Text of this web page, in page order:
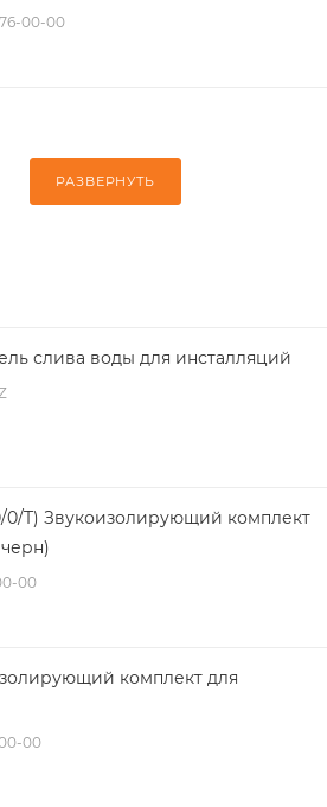
00-00
РАЗВЕРНУТЬ
Z Ограничитель слива воды для инсталляций
0/T) Звукоизолирующий комплект
00
00